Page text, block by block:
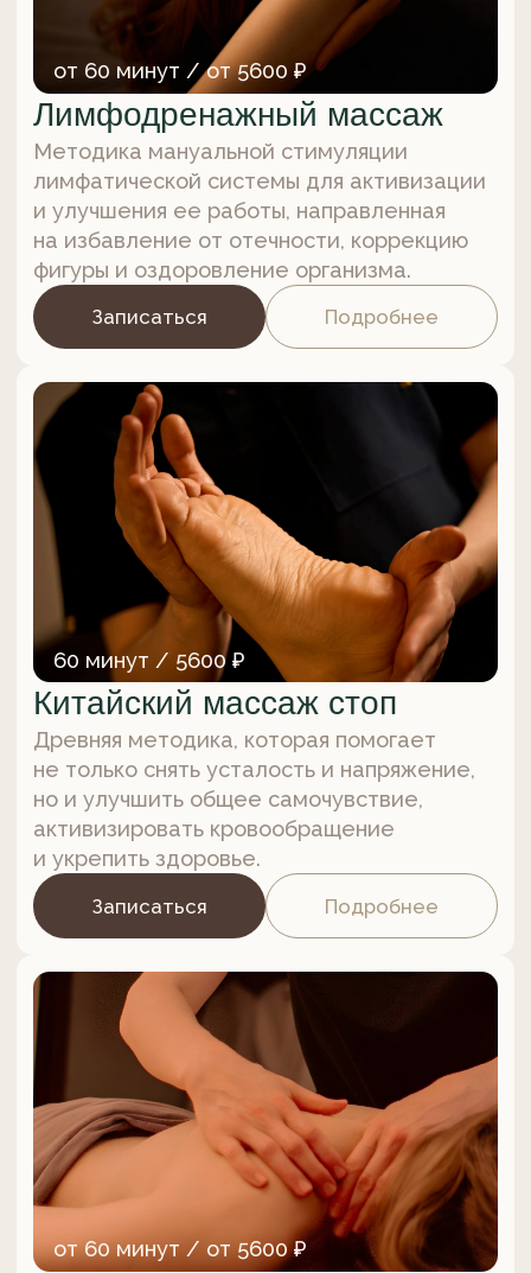
Интраназальный массаж
Массаж носовых ходов, направленный
на снятие заложенности
и восстановление свободного дыхания.
Записаться Подробнее
60 минут / 5600 ₽
Массаж Ребозо
Мягкий ритмичный массаж
с использованием ребозо помогает снять
напряжение, расслабить тело и подарить
ощущение комфорта, безопасности
и глубокого покоя.
Записаться Подробнее
60 минут / 5600 ₽